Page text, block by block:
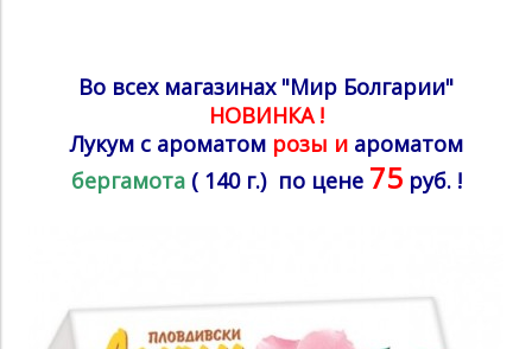
Во всех магазинах "Мир Болгарии"
НОВИНКА !
Лукум с ароматомрозы и ароматом
бергамота ( 140 г.) по цене 75руб. !